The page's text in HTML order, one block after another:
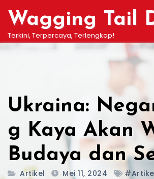
content
Wagging Tail
Terkini, Terpercaya, Terlengkap!
Ukraina:
g Kaya Akan
Budaya dan
Artikel Mei 11, 2024